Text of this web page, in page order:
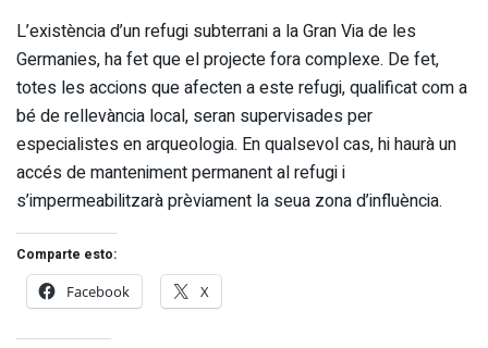
L’existència d’un refugi subterrani a la Gran Via de les
Germanies, ha fet que el projecte fora complexe. De fet,
totes les accions que afecten a este refugi, qualificat com a
bé de rellevància local, seran supervisades per
especialistes en arqueologia. En qualsevol cas, hi haurà un
accés de manteniment permanent al refugi i
s’impermeabilitzarà prèviament la seua zona d’influència.
Comparte esto:
Facebook
X